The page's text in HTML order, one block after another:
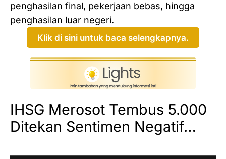
penghasilan final, pekerjaan bebas, hingga
penghasilan luar negeri.
Klik di sini untuk baca selengkapnya.
IHSG Merosot Tembus 5.000
Ditekan Sentimen Negatif…